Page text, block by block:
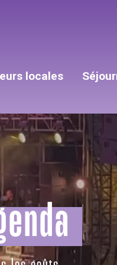
locales